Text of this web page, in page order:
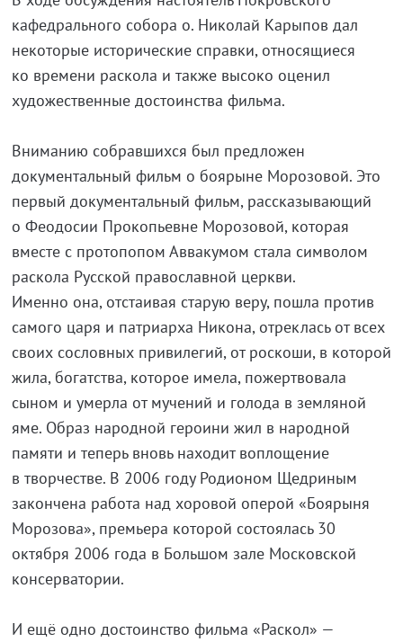
кафедрального собора о. Николай Карыпов дал
некоторые исторические справки, относящиеся
ко времени раскола и также высоко оценил
художественные достоинства фильма.
Вниманию собравшихся был предложен
документальный фильм о боярыне Морозовой. Это
первый документальный фильм, рассказывающий
о Феодосии Прокопьевне Морозовой, которая
вместе с протопопом Аввакумом стала символом
раскола Русской православной церкви.
Именно она, отстаивая старую веру, пошла против
самого царя и патриарха Никона, отреклась от всех
своих сословных привилегий, от роскоши, в которой
жила, богатства, которое имела, пожертвовала
сыном и умерла от мучений и голода в земляной
яме. Образ народной героини жил в народной
памяти и теперь вновь находит воплощение
в творчестве. В 2006 году Родионом Щедриным
закончена работа над хоровой оперой «Боярыня
Морозова», премьера которой состоялась 30
октября 2006 года в Большом зале Московской
консерватории.
И ещё одно достоинство фильма «Раскол» —